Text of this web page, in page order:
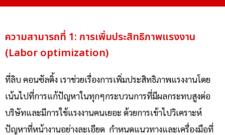
ความสามารถที่ 1: การเพิ่มประสิทธิภาพแรงงาน
(Labor optimization)
ที่ลิบ คอนซัลติ้ง เราช่วยเรื่องการเพิ่มประสิทธิภาพแรงงานโดย
เน้นไปที่การแก้ปัญหาในทุกๆกระบวนการที่มีผลกระทบสูงต่อ
บริษัทและมีการใช้แรงงานคนเยอะ ด้วยการเข้าไปวิเคราะห์
ปัญหาที่หน้างานอย่างละเอียด กำหนดแนวทางและเครื่องมือที่